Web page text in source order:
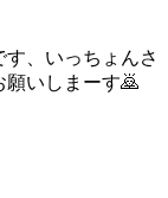
、いっちょんさ
願いしまーす🙇